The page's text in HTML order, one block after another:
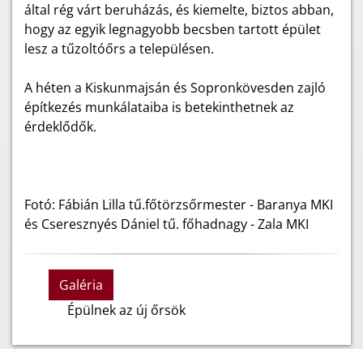
által rég várt beruházás, és kiemelte, biztos abban,
hogy az egyik legnagyobb becsben tartott épület
lesz a tűzoltóőrs a településen.
A héten a Kiskunmajsán és Sopronkövesden zajló
építkezés munkálataiba is betekinthetnek az
érdeklődők.
Fotó: Fábián Lilla tű.főtörzsőrmester - Baranya MKI
és Cseresznyés Dániel tű. főhadnagy - Zala MKI
Galéria
Épülnek az új őrsök